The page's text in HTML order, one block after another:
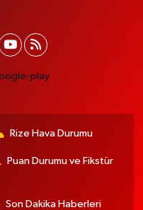
Rize Hava Durumu
Puan Durumu ve Fikstür
Son Dakika Haberleri